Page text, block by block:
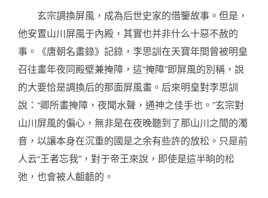
玄宗調換屏風，成為后世史家的借鑒故事。但是，
他安置山川屏風于內殿，其實也并非什么十惡不赦的
事。《唐朝名畫錄》記錄，李思訓在天寶年間曾被明皇
召往畫年夜同殿壁兼掩障，這“掩障”即屏風的別稱，說
的大要恰是調換后的那面屏風畫。后來明皇對李思訓
說：“卿所畫掩障，夜聞水聲，通神之佳手也。”玄宗對
山川屏風的偏心，無非是在夜晚聽到了那山川之間的濁
音，以讓本身在沉重的國是之余有些許的放松。只是前
人云“王者忘我”，對于帝王來說，即使是這半晌的松
弛，也會被人齟齬的。